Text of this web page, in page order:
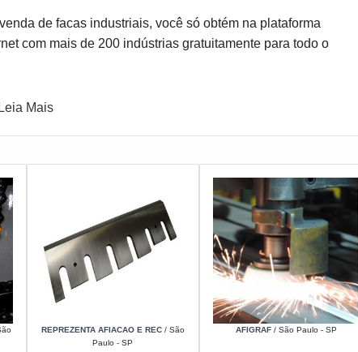
de facas industriais, você só obtém na plataforma
com mais de 200 indústrias gratuitamente para todo o
Leia Mais
REPREZENTA AFIACAO E REC/ São
Paulo - SP
AFIGRAF/ São Paulo - SP